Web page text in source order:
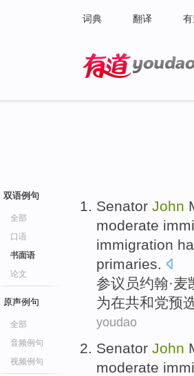
词典 翻译
双语例句
全部
口语
书面语
论文
原声例句
全部
音频例句
视频例句
Senator John
moderate
immigration
primaries.
参议员约翰·麦
为在共和党预
youdao
Senator John
moderate